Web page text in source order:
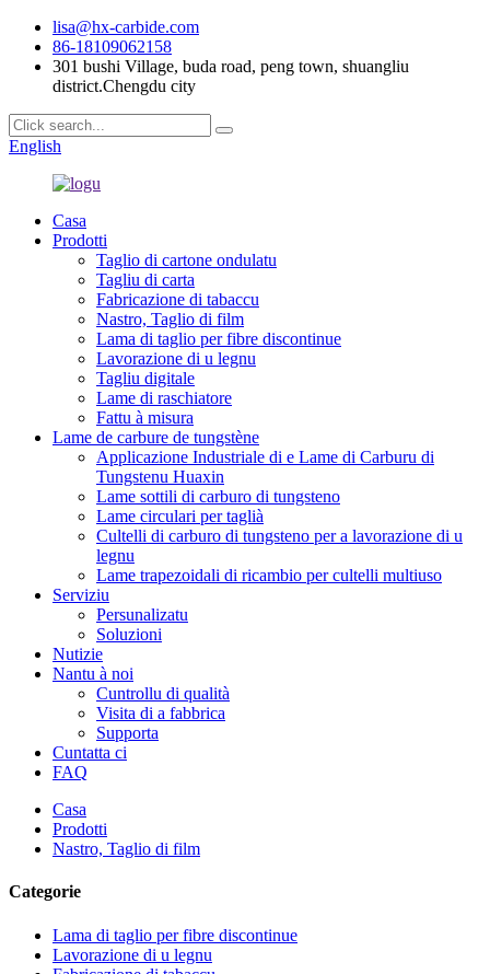
lisa@hx-carbide.com
86-18109062158
301 bushi Village, buda road, peng town, shuangliu
district.Chengdu city
English
Casa
Prodotti
Taglio di cartone ondulatu
Tagliu di carta
Fabricazione di tabaccu
Nastro, Taglio di film
Lama di taglio per fibre discontinue
Lavorazione di u legnu
Tagliu digitale
Lame di raschiatore
Fattu à misura
Lame de carbure de tungstène
Applicazione Industriale di e Lame di Carburu di
Tungstenu Huaxin
Lame sottili di carburo di tungsteno
Lame circulari per taglià
Cultelli di carburo di tungsteno per a lavorazione di u
legnu
Lame trapezoidali di ricambio per cultelli multiuso
Serviziu
Persunalizatu
Soluzioni
Nutizie
Nantu à noi
Cuntrollu di qualità
Visita di a fabbrica
Supporta
Cuntatta ci
FAQ
Casa
Prodotti
Nastro, Taglio di film
Categorie
Lama di taglio per fibre discontinue
Lavorazione di u legnu